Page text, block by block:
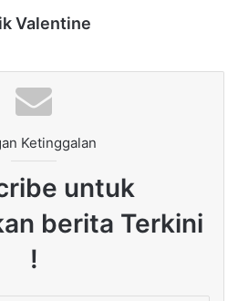
Valentine
Ketinggalan
untuk
berita Terkini
!